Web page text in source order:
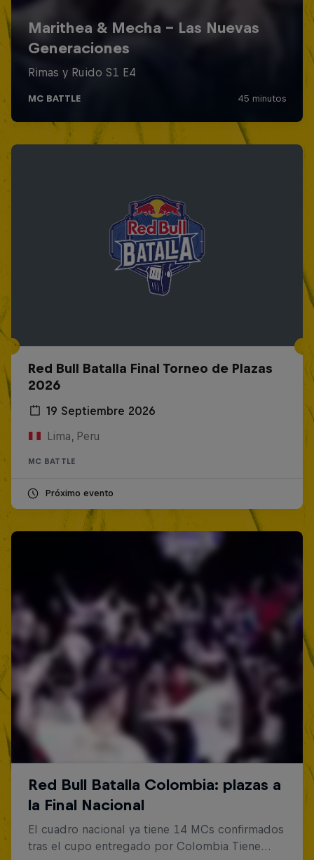
Red Bull Batalla Final Torneo de Plazas
2026
19 Septiembre 2026
Lima, Peru
MC BATTLE
Próximo evento